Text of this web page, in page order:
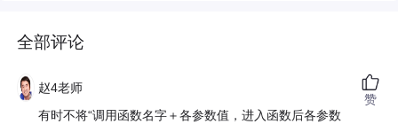
全部评论
赵4老师
有时不将“调用函数名字＋各参数值，进入函数后各参数
赞